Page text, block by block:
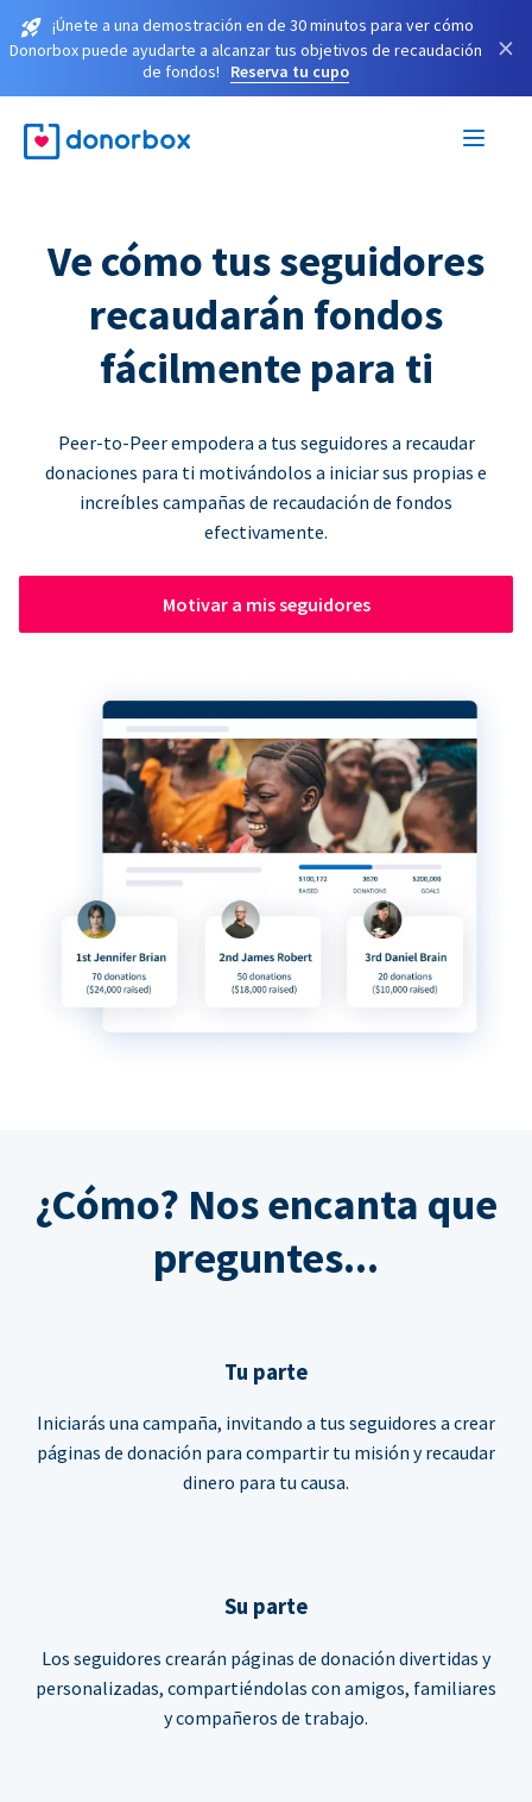
¡Únete a una demostración en de 30 minutos para ver cómo
Donorbox puede ayudarte a alcanzar tus objetivos de recaudación
de fondos!
Reserva tu cupo
×
Ve cómo tus seguidores
recaudarán fondos
fácilmente para ti
Peer-to-Peer empodera a tus seguidores a recaudar
donaciones para ti motivándolos a iniciar sus propias e
increíbles campañas de recaudación de fondos
efectivamente.
Motivar a mis seguidores
¿Cómo? Nos encanta que
preguntes...
Tu parte
Iniciarás una campaña, invitando a tus seguidores a crear
páginas de donación para compartir tu misión y recaudar
dinero para tu causa.
Su parte
Los seguidores crearán páginas de donación divertidas y
personalizadas, compartiéndolas con amigos, familiares
y compañeros de trabajo.